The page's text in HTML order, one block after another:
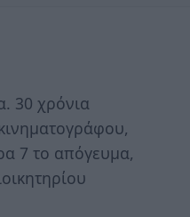
30 χρόνια
7 το απόγευμα,